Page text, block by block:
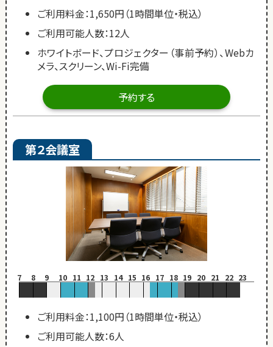
ご利用料金：1,650円（1時間単位・税込）
ご利用可能人数：12人
ホワイトボード、プロジェクター（事前予約）、Webカ
メラ、スクリーン、Wi-Fi完備
予約する
第２会議室
7 8 9 10 11 12 13 14 15 16 17 18 19 20 21 22 23
ご利用料金：1,100円（1時間単位・税込）
ご利用可能人数：6人